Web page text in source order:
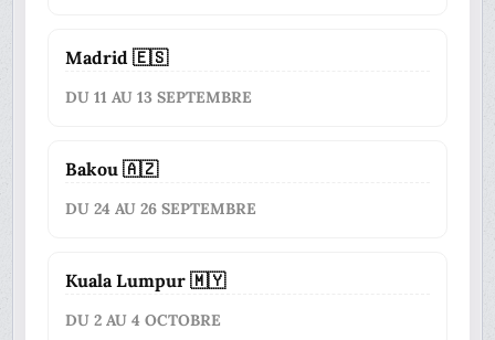
Madrid 🇪🇸
DU 11 AU 13 SEPTEMBRE
Bakou 🇦🇿
DU 24 AU 26 SEPTEMBRE
Kuala Lumpur 🇲🇾
DU 2 AU 4 OCTOBRE